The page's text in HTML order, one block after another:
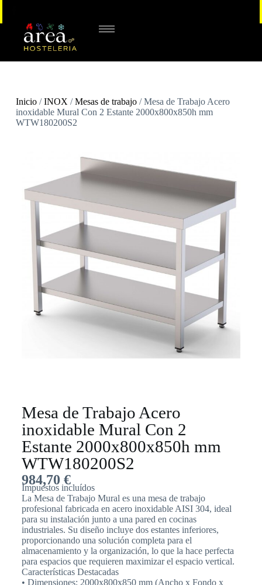
Inicio/INOX /Mesas de trabajo/ Mesa de Trabajo Acero
inoxidable Mural Con 2 Estante 2000x800x850h mm
WTW180200S2
Mesa de Trabajo Acero
inoxidable Mural Con 2
Estante 2000x800x850h mm
WTW180200S2
984,70 €
Impuestos incluídos
La Mesa de Trabajo Mural es una mesa de trabajo
profesional fabricada en acero inoxidable AISI 304, ideal
para su instalación junto a una pared en cocinas
industriales. Su diseño incluye dos estantes inferiores,
proporcionando una solución completa para el
almacenamiento y la organización, lo que la hace perfecta
para espacios que requieren maximizar el espacio vertical.
Características Destacadas
• Dimensiones: 2000x800x850 mm (Ancho x Fondo x